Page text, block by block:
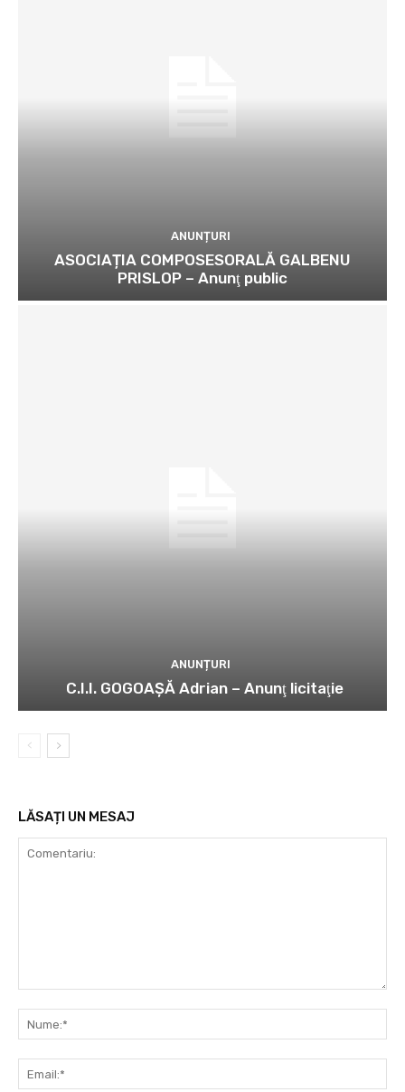
ANUNȚURI
ASOCIAȚIA COMPOSESORALĂ GALBENU
PRISLOP – Anunţ public
ANUNȚURI
C.I.I. GOGOAŞĂ Adrian – Anunţ licitaţie
LĂSAȚI UN MESAJ